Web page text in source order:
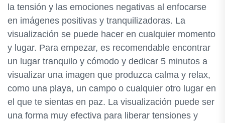
la tensión y las emociones negativas al enfocarse
en imágenes positivas y tranquilizadoras. La
visualización se puede hacer en cualquier momento
y lugar. Para empezar, es recomendable encontrar
un lugar tranquilo y cómodo y dedicar 5 minutos a
visualizar una imagen que produzca calma y relax,
como una playa, un campo o cualquier otro lugar en
el que te sientas en paz. La visualización puede ser
una forma muy efectiva para liberar tensiones y